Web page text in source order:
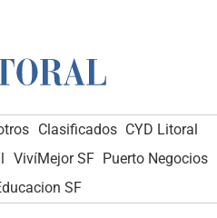
Clasificados CYD Litoral
VivíMejor SF Puerto Negocios
SF